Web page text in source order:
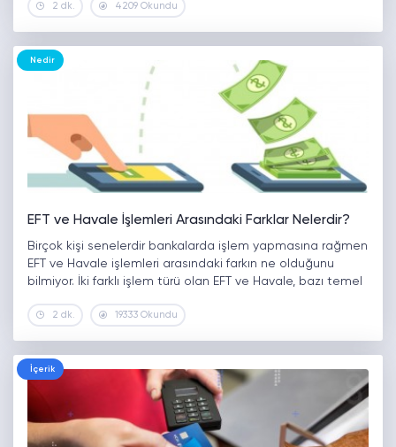
beraberinde getirdi. Peki, kişisel kredi başvurunuzun
2 dk. 4209 Okundu
Nedir
EFT ve Havale İşlemleri Arasındaki Farklar Nelerdir?
Birçok kişi senelerdir bankalarda işlem yapmasına rağmen
EFT ve Havale işlemleri arasındaki farkın ne olduğunu
bilmiyor. İki farklı işlem türü olan EFT ve Havale, bazı temel
Havale nedir? EFT…
2 dk. 19333 Okundu
İçerik